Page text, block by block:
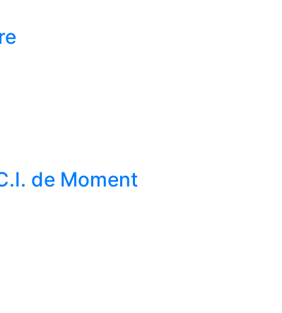
de Moment